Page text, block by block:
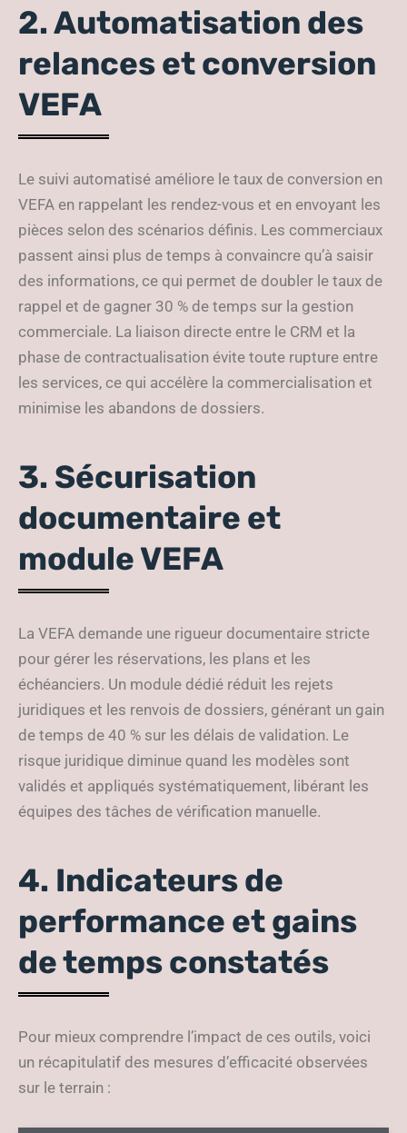
2. Automatisation des
relances et conversion
VEFA
Le suivi automatisé améliore le taux de conversion en
VEFA en rappelant les rendez-vous et en envoyant les
pièces selon des scénarios définis. Les commerciaux
passent ainsi plus de temps à convaincre qu’à saisir
des informations, ce qui permet de doubler le taux de
rappel et de gagner 30 % de temps sur la gestion
commerciale. La liaison directe entre le CRM et la
phase de contractualisation évite toute rupture entre
les services, ce qui accélère la commercialisation et
minimise les abandons de dossiers.
3. Sécurisation
documentaire et
module VEFA
La VEFA demande une rigueur documentaire stricte
pour gérer les réservations, les plans et les
échéanciers. Un module dédié réduit les rejets
juridiques et les renvois de dossiers, générant un gain
de temps de 40 % sur les délais de validation. Le
risque juridique diminue quand les modèles sont
validés et appliqués systématiquement, libérant les
équipes des tâches de vérification manuelle.
4. Indicateurs de
performance et gains
de temps constatés
Pour mieux comprendre l’impact de ces outils, voici
un récapitulatif des mesures d’efficacité observées
sur le terrain :